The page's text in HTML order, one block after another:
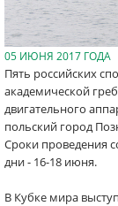
05 ИЮНЯ 2017 ГОДА
Пять российских
академической
двигательного
польский город
Сроки проведения
дни - 16-18 июня.
В Кубке мира